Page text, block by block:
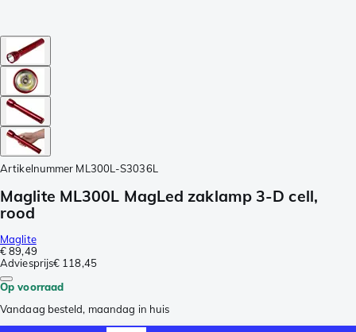
Artikelnummer ML300L-S3036L
Maglite ML300L MagLed zaklamp 3-D cell,
rood
Maglite
€ 89,49
Adviesprijs€ 118,45
Op voorraad
Vandaag besteld, maandag in huis